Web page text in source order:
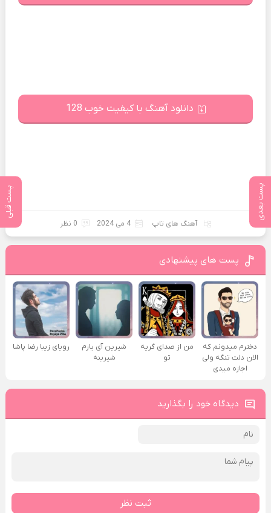
پست بعدی پست قبلی
دانلود آهنگ با کیفیت خوب 128
آهنگ های تاپ 4 می 2024 0 نظر
پست های پیشنهادی
دخترم میدونم که
الان دلت تنگه ولی
اجازه میدی
من از صدای گريه
تو
شیرین آی یارم
شیرینه
رویای زیبا رضا پاشا
دیدگاه خود را بگذارید
ثبت نظر